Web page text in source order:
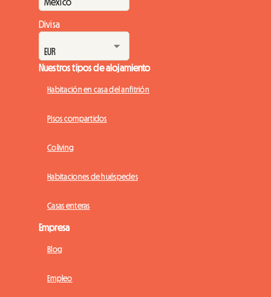
Divisa
Nuestros tipos de alojamiento
Habitación en casa del anfitrión
Pisos compartidos
Coliving
Habitaciones de huéspedes
Casas enteras
Empresa
Blog
Empleo